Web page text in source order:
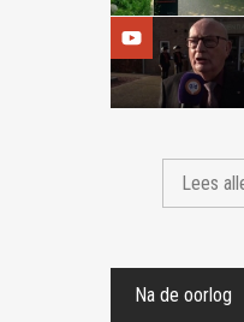
Lees
Na de oorlog